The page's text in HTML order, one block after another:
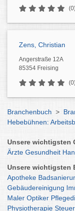
Zens, Christian
Angerstraße 12A
85354 Freising
Branchenbuch >
Hebebühnen:
Unsere wichtigsten
Ärzte Gesundheit
Unsere wichtigsten
Apotheke
Gebäudereinigung
Maler Optiker
Physiotherapie